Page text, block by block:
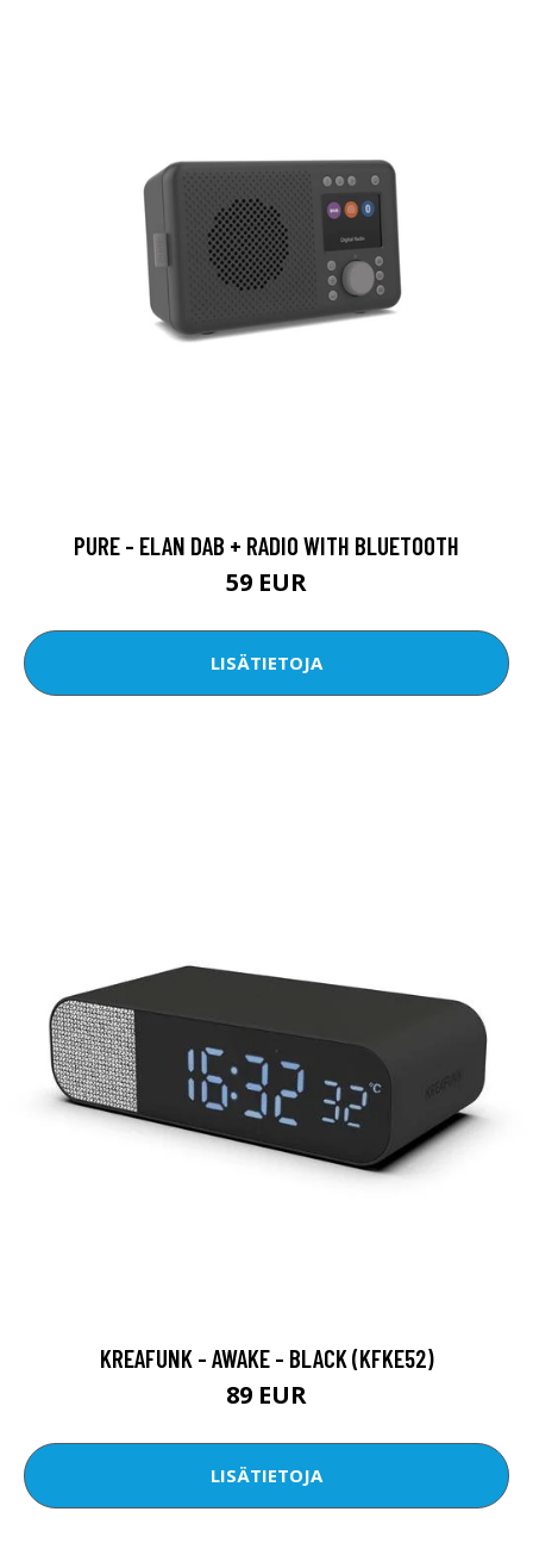
PURE - ELAN DAB + RADIO WITH BLUETOOTH
59 EUR
LISÄTIETOJA
KREAFUNK - AWAKE - BLACK (KFKE52)
89 EUR
LISÄTIETOJA